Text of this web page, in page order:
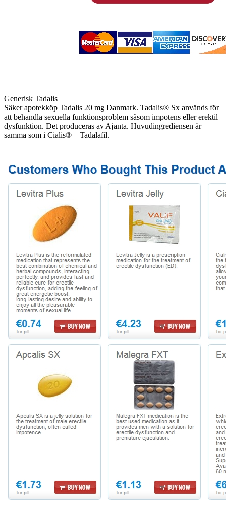
Generisk Tadalis
Säker apotekköp Tadalis 20 mg Danmark. Tadalis® Sx används för
att behandla sexuella funktionsproblem såsom impotens eller erektil
dysfunktion. Det produceras av Ajanta. Huvudingrediensen är
samma som i Cialis® – Tadalafil.